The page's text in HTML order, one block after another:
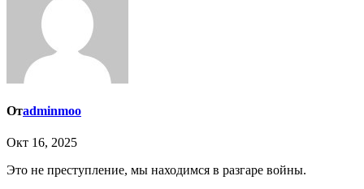
Отadminmoo
Окт 16, 2025
Это не преступление, мы находимся в разгаре войны.